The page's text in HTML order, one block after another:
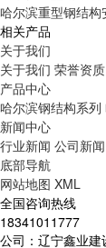
哈尔滨重型钢结
相关产品
关于我们
关于我们 荣誉资质
产品中心
哈尔滨钢结构系列
新闻中心
行业新闻 公司新闻
底部导航
网站地图 XML
全国咨询热线
18341011777
公司：辽宁鑫业建